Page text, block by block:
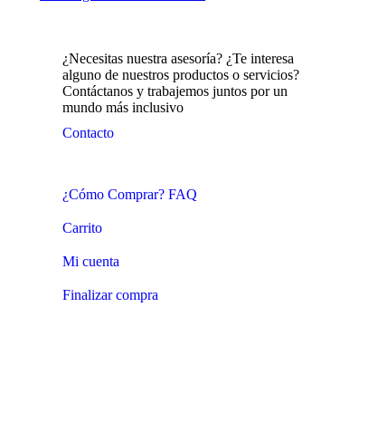
¿Necesitas nuestra asesoría? ¿Te interesa
alguno de nuestros productos o servicios?
Contáctanos y trabajemos juntos por un
mundo más inclusivo
Contacto
¿Cómo Comprar? FAQ
Carrito
Mi cuenta
Finalizar compra